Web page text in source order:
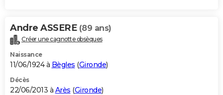
Andre ASSERE (89 ans)
Créer une cagnotte obsèques
Naissance
11/06/1924 à Bègles (Gironde)
Décès
22/06/2013 à Arès (Gironde)